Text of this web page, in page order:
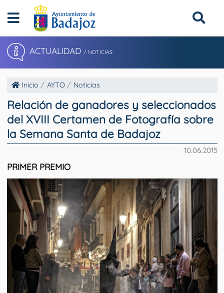
ACTUALIDAD / NOTICIAS
Inicio AYTO Noticias
Relación de ganadores y seleccionados
del XVIII Certamen de Fotografía sobre
la Semana Santa de Badajoz
10.06.2015
PRIMER PREMIO